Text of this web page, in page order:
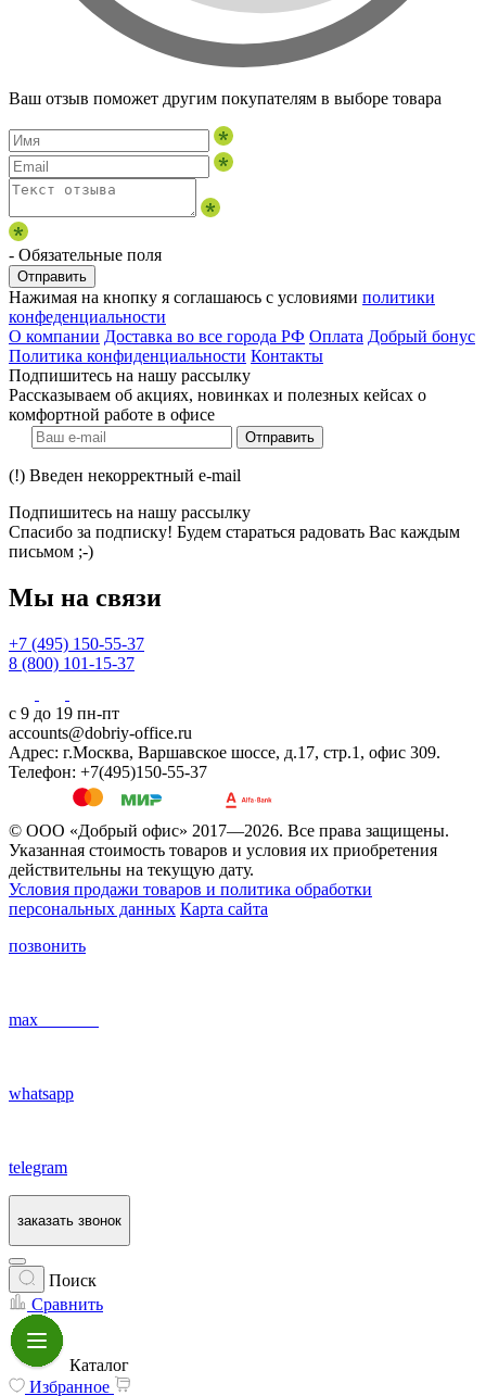
Ваш отзыв поможет другим покупателям в выборе товара
- Обязательные поля
Отправить
Нажимая на кнопку я соглашаюсь с условиями политики
конфеденциальности
О компании Доставка во все города РФ Оплата Добрый бонус
Политика конфиденциальности Контакты
Подпишитесь на нашу рассылку
Рассказываем об акциях, новинках и полезных кейсах о
комфортной работе в офисе
Отправить
(!) Введен некорректный e-mail
Подпишитесь на нашу рассылку
Спасибо за подписку! Будем стараться радовать Вас каждым
письмом ;-)
Мы на связи
+7 (495) 150-55-37
8 (800) 101-15-37
с 9 до 19 пн-пт
accounts@dobriy-office.ru
Адрес: г.Москва, Варшавское шоссе, д.17, стр.1, офис 309.
Телефон: +7(495)150-55-37
© ООО «Добрый офис» 2017—2026. Все права защищены.
Указанная стоимость товаров и условия их приобретения
действительны на текущую дату.
Условия продажи товаров и политика обработки
персональных данных Карта сайта
позвонить
max
whatsapp
telegram
заказать звонок
Поиск
Сравнить
Каталог
Избранное